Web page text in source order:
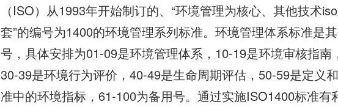
（ISO）从1993年开始制订的、“环境管理为核心、其他技术
套”的编号为1400的环境管理系列标准。环境管理体系标准是
号，具体安排为01-09是环境管理体系，10-19是环境审核指南
30-39是环境行为评价，40-49是生命周期评估，50-59是定义
准中的环境指标，61-100为备用号。通过实施ISO1400标准有